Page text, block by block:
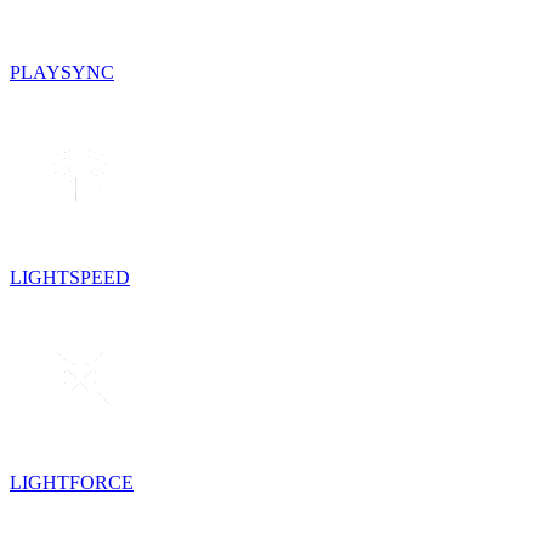
PLAYSYNC
LIGHTSPEED
LIGHTFORCE